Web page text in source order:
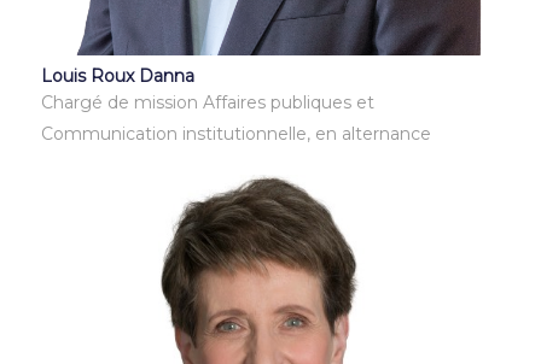
Louis Roux Danna
Chargé de mission Affaires publiques et
Communication institutionnelle, en alternance